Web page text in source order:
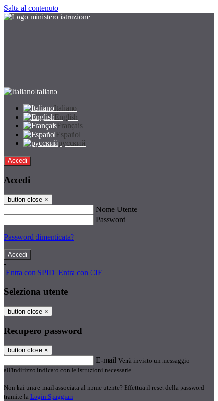
Salta al contenuto
Italiano
Italiano
English
Français
Español
русский
Accedi
Accedi
button close ×
Nome Utente
Password
Password dimenticata?
-
Entra con SPID Entra con CIE
Seleziona utente
button close ×
Recupero password
button close ×
E-mail Verrà inviato un messaggio
all'indirizzo indicato con le istruzioni necessarie.
Non hai una e-mail associata al nome utente? Effettua il reset della password
tramite la Login Spaggiari